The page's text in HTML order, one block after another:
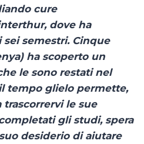
cure
dove ha
semestri. Cinque
ha scoperto un
le sono restati nel
tempo glielo permette,
le sue
gli studi, spera
desiderio di aiutare